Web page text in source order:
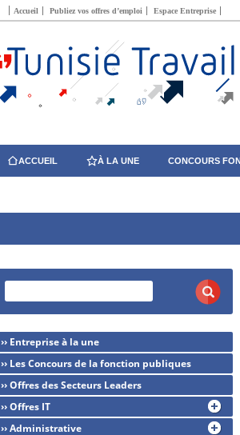
Accueil Publiez vos offres d’emploi Espace Entreprise
ACCUEIL À LA UNE CONCOURS
›› Entreprise à la une
›› Les Concours de la fonction publiques
›› Offres des Secteurs Leaders
›› Offres IT
›› Administrative